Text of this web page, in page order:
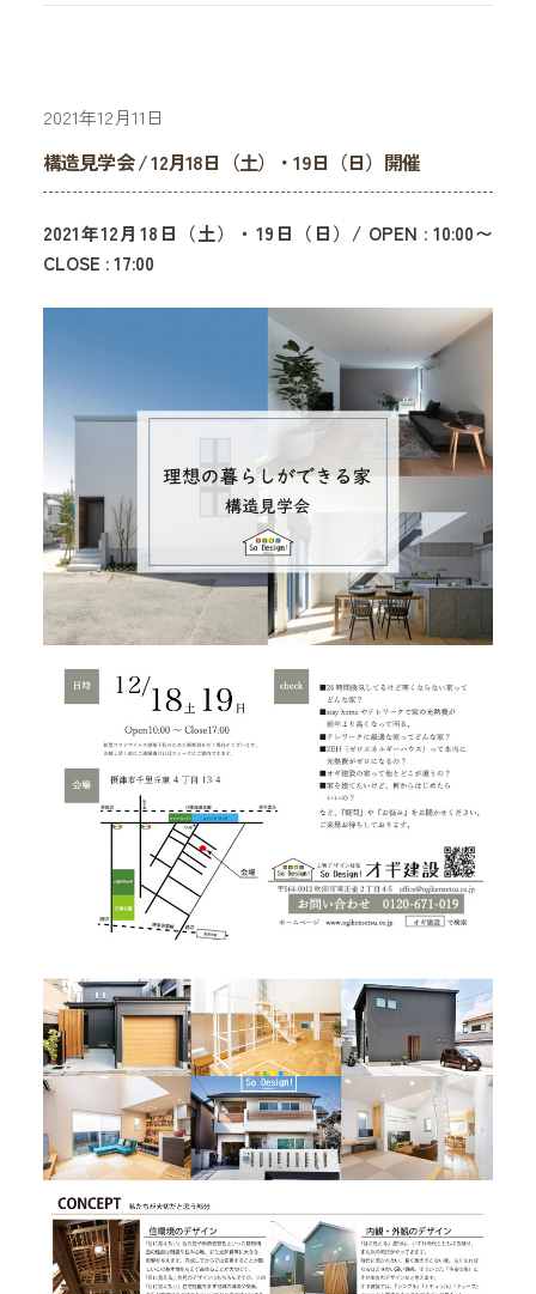
2021年12月11日
構造見学会 / 12月18日（土）・19日（日）開催
2021年12月18日（土）・19日（日）/ OPEN : 10:00〜
CLOSE : 17:00